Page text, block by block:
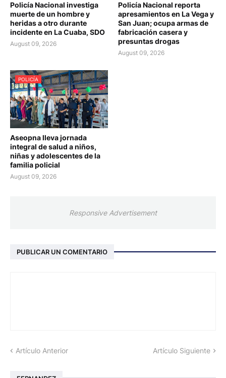
Policía Nacional investiga
muerte de un hombre y
heridas a otro durante
incidente en La Cuaba, SDO
August 09, 2026
Policía Nacional reporta
apresamientos en La Vega y
San Juan; ocupa armas de
fabricación casera y
presuntas drogas
August 09, 2026
POLICÍA
Aseopna lleva jornada
integral de salud a niños,
niñas y adolescentes de la
familia policial
August 09, 2026
Responsive Advertisement
PUBLICAR UN COMENTARIO
Artículo Anterior Artículo Siguiente